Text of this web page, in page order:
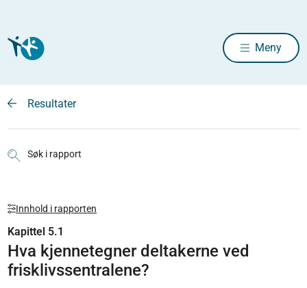
Meny
Resultater
Søk i rapport
Innhold i rapporten
Kapittel 5.1
Hva kjennetegner deltakerne ved
frisklivssentralene?